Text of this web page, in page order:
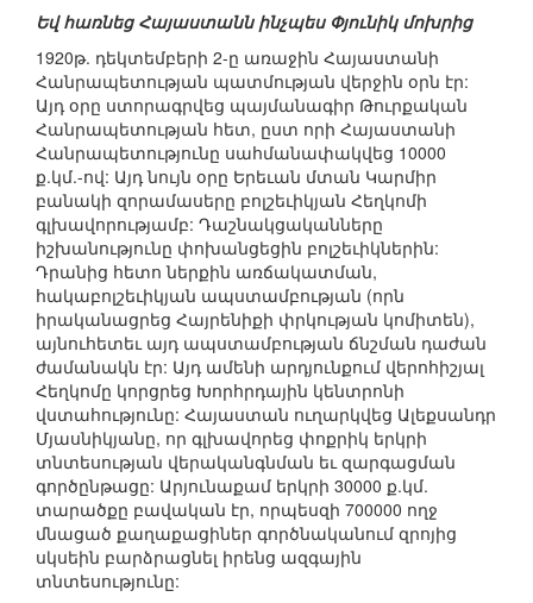
Եվ հառնեց Հայաստանն ինչպես Փյունիկ մոխրից
1920թ. դեկտեմբերի 2-ը առաջին Հայաստանի
Հանրապետության պատմության վերջին օրն էր:
Այդ օրը ստորագրվեց պայմանագիր Թուրքական
Հանրապետության հետ, ըստ որի Հայաստանի
Հանրապետությունը սահմանափակվեց 10000
ք.կմ.-ով: Այդ նույն օրը Երեւան մտան Կարմիր
բանակի զորամասերը բոլշեւիկյան Հեղկոմի
գլխավորությամբ: Դաշնակցականները
իշխանությունը փոխանցեցին բոլշեւիկներին:
Դրանից հետո ներքին առճակատման,
հակաբոլշեւիկյան ապստամբության (որն
իրականացրեց Հայրենիքի փրկության կոմիտեն),
այնուհետեւ այդ ապստամբության ճնշման դաժան
ժամանակն էր: Այդ ամենի արդյունքում վերոհիշյալ
Հեղկոմը կորցրեց Խորհրդային կենտրոնի
վստահությունը: Հայաստան ուղարկվեց Ալեքսանդր
Մյասնիկյանը, որ գլխավորեց փոքրիկ երկրի
տնտեսության վերականգնման եւ զարգացման
գործընթացը: Արյունաքամ երկրի 30000 ք.կմ.
տարածքը բավական էր, որպեսզի 700000 ողջ
մնացած քաղաքացիներ գործնականում զրոյից
սկսեին բարձրացնել իրենց ազգային
տնտեսությունը: